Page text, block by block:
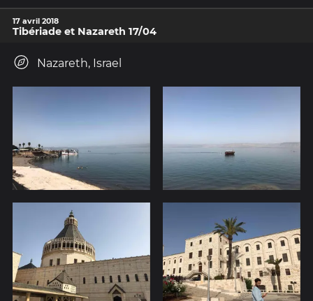
17 avril 2018
Tibériade et Nazareth 17/04
Nazareth, Israel